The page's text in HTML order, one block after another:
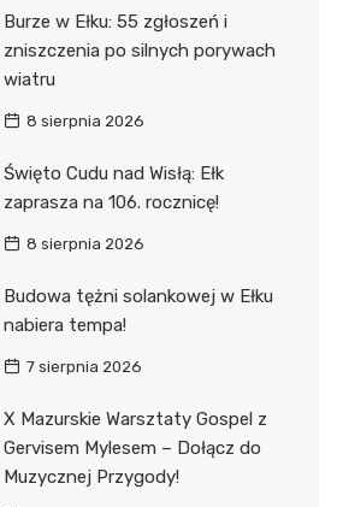
Burze w Ełku: 55 zgłoszeń i
zniszczenia po silnych porywach
wiatru
8 sierpnia 2026
Święto Cudu nad Wisłą: Ełk
zaprasza na 106. rocznicę!
8 sierpnia 2026
Budowa tężni solankowej w Ełku
nabiera tempa!
7 sierpnia 2026
X Mazurskie Warsztaty Gospel z
Gervisem Mylesem – Dołącz do
Muzycznej Przygody!